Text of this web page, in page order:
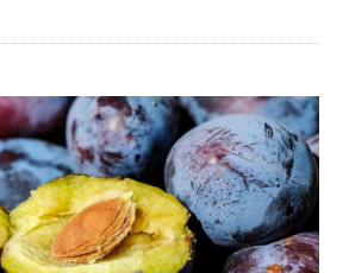
помідори якомога
Він
який швидко вступає в
не залежить від довжини
догляд простий, а
дружно й масово. Саме